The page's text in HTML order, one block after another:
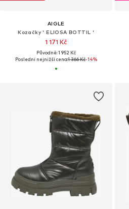
AIGLE
Kozačky ' ELIOSA BOTTIL '
1 171 Kč
Původně: 1 952 Kč
Poslední nejnižší cena:1 366 Kč-14%